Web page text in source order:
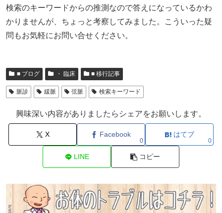
検索のキーワードからの推測なので答えになっているかわ
かりませんが、ちょっと考察してみました。こういった疑
問もお気軽にお問い合せください。
■ ブログ ・ 臨床 ■ 移行記事
脈診 緩脈 弦脈 検索キーワード
興味深い内容がありましたらシェアをお願いします。
X Facebook
0
はてブ
0
LINE コピー